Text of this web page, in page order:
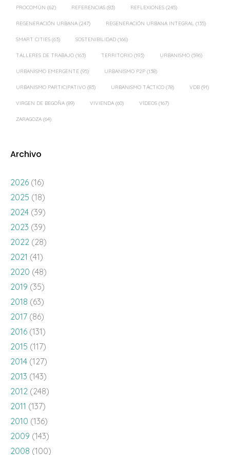
PROCOMÚN (62) REFERENCIAS (83) REFLEXIONES (245)
REGENERACIÓN URBANA (247) REGENERACIÓN URBANA INTEGRAL (135)
SMART CITIES (63) SOSTENIBILIDAD (166)
TALLERES DE TRABAJO (163) TERRITORIO (193) URBANISMO (596)
URBANISMO EMERGENTE (95) URBANISMO P2P (138)
URBANISMO PARTICIPATIVO (83) URBANISMO TÁCTICO (78) VDB (91)
VIRGEN DE BEGOÑA (89) VIVIENDA (60) VÍDEOS (167)
ZARAGOZA (64)
Archivo
2026 (16)
2025 (18)
2024 (39)
2023 (39)
2022 (28)
2021 (41)
2020 (48)
2019 (35)
2018 (63)
2017 (86)
2016 (131)
2015 (117)
2014 (127)
2013 (143)
2012 (248)
2011 (137)
2010 (136)
2009 (143)
2008 (100)